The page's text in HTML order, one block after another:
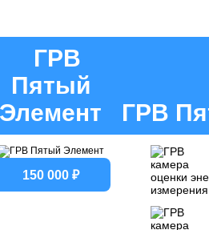
ГРВ
150 000 ₽
оценки